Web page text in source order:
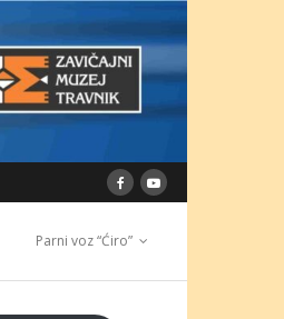
Parni voz “Ćiro”